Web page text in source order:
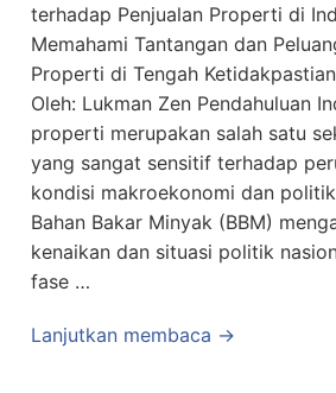
terhadap Penjualan Properti di
Memahami Tantangan dan
Properti di Tengah
Oleh: Lukman Zen Pendahuluan
properti merupakan salah satu
yang sangat sensitif terhadap
kondisi makroekonomi dan
Bahan Bakar Minyak (BBM)
kenaikan dan situasi politik
fase …
Lanjutkan membaca →